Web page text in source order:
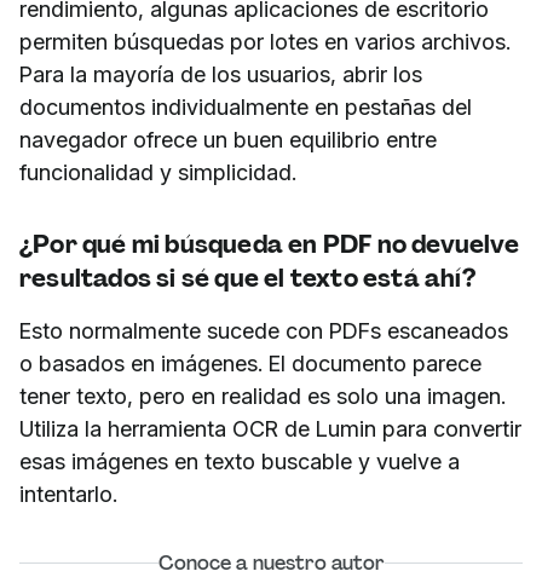
rendimiento, algunas aplicaciones de escritorio
permiten búsquedas por lotes en varios archivos.
Para la mayoría de los usuarios, abrir los
documentos individualmente en pestañas del
navegador ofrece un buen equilibrio entre
funcionalidad y simplicidad.
¿Por qué mi búsqueda en PDF no devuelve
resultados si sé que el texto está ahí?
Esto normalmente sucede con PDFs escaneados
o basados en imágenes. El documento parece
tener texto, pero en realidad es solo una imagen.
Utiliza la herramienta OCR de Lumin para convertir
esas imágenes en texto buscable y vuelve a
intentarlo.
Conoce a nuestro autor